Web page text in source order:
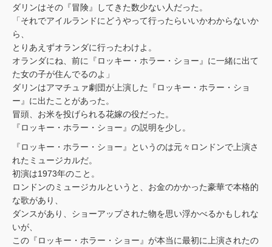
ダリンはその『冒険』してきた数少ない人だった。
「それでアイルランドにどうやって行ったらいいかわからないか
ら、
とりあえずオランダに行ったわけよ。
オランダにね、前に『ロッキー・ホラー・ショー』に一緒に出て
た女の子が住んでるのよ」
ダリンはアマチュァ劇団が上演した『ロッキー・ホラー・ショ
ー』に出たことがあった。
冒頭、お米を投げられる花嫁の役だった。
『ロッキー・ホラー・ショー』の説明を少し。
『ロッキー・ホラー・ショー』というのは元々ロンドンで上演さ
れたミュージカルだ。
初演は1973年のこと。
ロンドンのミュージカルというと、お金のかかった豪華で本格的
な歌があり、
ダンスがあり、ショーアップされた物を思い浮かべるかもしれな
いが、
この『ロッキー・ホラー・ショー』が本当に最初に上演されたの